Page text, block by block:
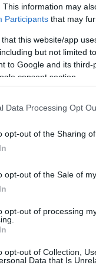
This information may
Participants that may
that this website/app
but not limited
to Google and its
consent section.
Data Processing Opt
opt-out of the Sharing
opt-out of the Sale of
opt-out of processing
opt-out of Collection,
Data that Is
de fichajes:
junio 2025 PorJesus Gallo
Espanyol está cerca de
Repasamos
abril 2025 Por Jesus Gallo
jugadores del Real Betis
puntos.